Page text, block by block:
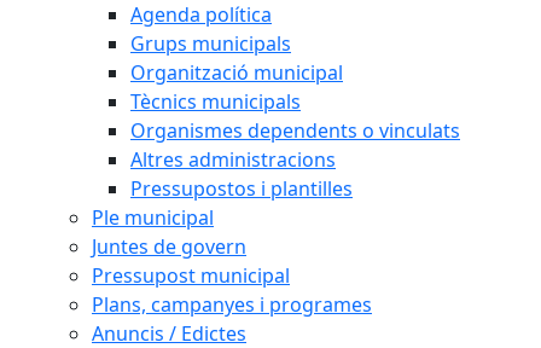
Agenda política
Grups municipals
Organització municipal
Tècnics municipals
Organismes dependents o vinculats
Altres administracions
Pressupostos i plantilles
Ple municipal
Juntes de govern
Pressupost municipal
Plans, campanyes i programes
Anuncis / Edictes